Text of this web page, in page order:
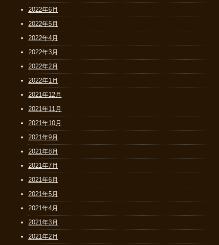
2022年6月
2022年5月
2022年4月
2022年3月
2022年2月
2022年1月
2021年12月
2021年11月
2021年10月
2021年9月
2021年8月
2021年7月
2021年6月
2021年5月
2021年4月
2021年3月
2021年2月